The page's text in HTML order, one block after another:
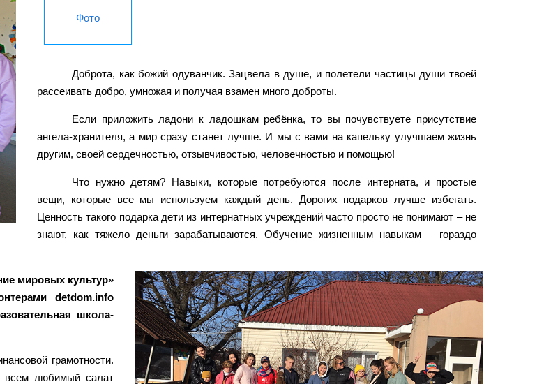
Фото
Доброта, как божий одуванчик. Зацвела в душе, и полетели частицы души твоей
рассеивать добро, умножая и получая взамен много доброты.
Если приложить ладони к ладошкам ребёнка, то вы почувствуете присутствие
ангела-хранителя, а мир сразу станет лучше. И мы с вами на капельку улучшаем жизнь
другим, своей сердечностью, отзывчивостью, человечностью и помощью!
Что нужно детям? Навыки, которые потребуются после интерната, и простые
вещи, которые все мы используем каждый день. Дорогих подарков лучше избегать.
Ценность такого подарка дети из интернатных учреждений часто просто не понимают – не
знают, как тяжело деньги зарабатываются. Обучение жизненным навыкам – гораздо
мировых культур»
detdom.info
школа-
грамотности.
всем любимый салат